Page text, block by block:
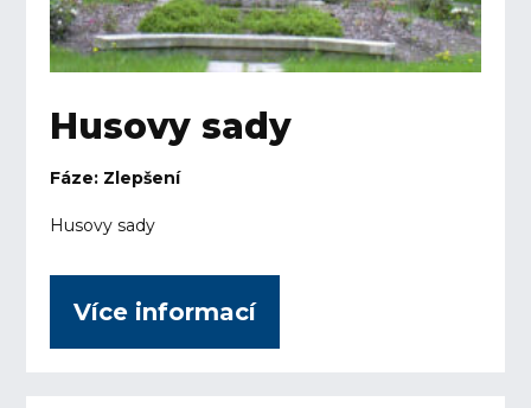
Husovy sady
Fáze: Zlepšení
Husovy sady
Více informací